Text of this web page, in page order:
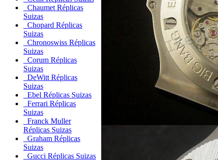
Chaumet Réplicas
Suizas
Chopard Réplicas
Suizas
Chronoswiss Réplicas
Suizas
Corum Réplicas
Suizas
DeWitt Réplicas
Suizas
Ebel Réplicas Suizas
Ferrari Réplicas
Suizas
Franck Muller
Réplicas Suizas
Graham Réplicas
Suizas
Gucci Réplicas Suizas